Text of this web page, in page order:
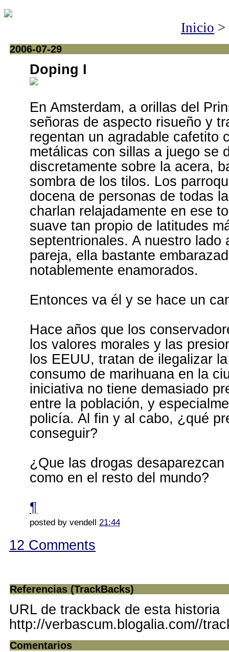
Inicio >
2006-07-29
Doping I
En Amsterdam, a orillas del
señoras de aspecto risueño y
regentan un agradable cafetito
metálicas con sillas a juego se
discretamente sobre la acera,
sombra de los tilos. Los
docena de personas de todas
charlan relajadamente en ese
suave tan propio de latitudes
septentrionales. A nuestro lado
pareja, ella bastante
notablemente enamorados.
Entonces va él y se hace un
Hace años que los
los valores morales y las
los EEUU, tratan de ilegalizar
consumo de marihuana en la
iniciativa no tiene demasiado
entre la población, y
policía. Al fin y al cabo, ¿qué
conseguir?
¿Que las drogas
como en el resto del mundo?
¶
posted by vendell 21:44
12 Comments
Referencias (TrackBacks)
URL de trackback de esta historia
http://verbascum.blogalia.com//
Comentarios